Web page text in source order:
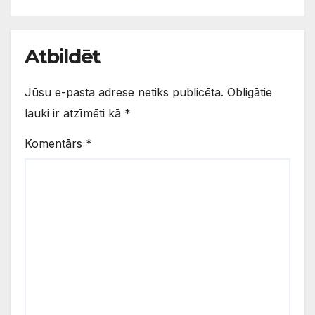
Atbildēt
Jūsu e-pasta adrese netiks publicēta. Obligātie
lauki ir atzīmēti kā *
Komentārs *